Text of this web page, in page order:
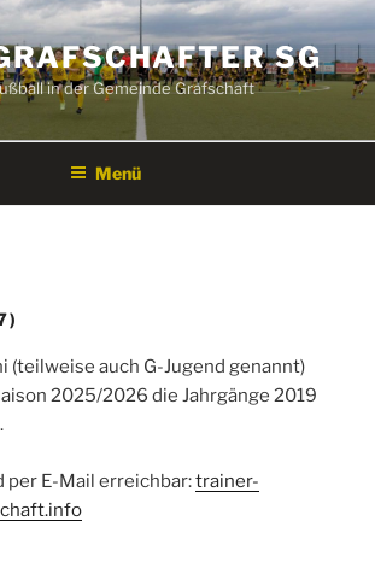
SG
in der Gemeinde Grafschaft
Menü
(teilweise auch G-Jugend genannt)
2025/2026 die Jahrgänge 2019
per E-Mail erreichbar:trainer-